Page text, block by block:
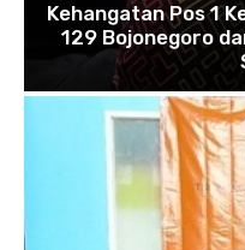
Kehangatan Pos 1
129 Bojonegoro